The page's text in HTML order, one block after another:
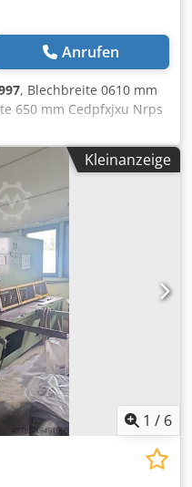
Anrufen
, Blechbreite 0610 mm
650 mm Cedpfxjxu Nrps
0- 300 mm
6 bar Hubzahlen
3 kW
ca. 1 x 1 x 1,5 m
Kleinanzeige
1 / 6